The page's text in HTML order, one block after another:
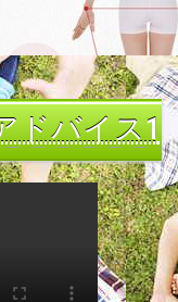
ドバイス1